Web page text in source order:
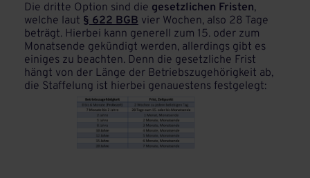
Die dritte Option sind die gesetzlichen Fristen,
welche laut § 622 BGB vier Wochen, also 28 Tage
beträgt. Hierbei kann generell zum 15. oder zum
Monatsende gekündigt werden, allerdings gibt es
einiges zu beachten. Denn die gesetzliche Frist
hängt von der Länge der Betriebszugehörigkeit ab,
die Staffelung ist hierbei genauestens festgelegt: